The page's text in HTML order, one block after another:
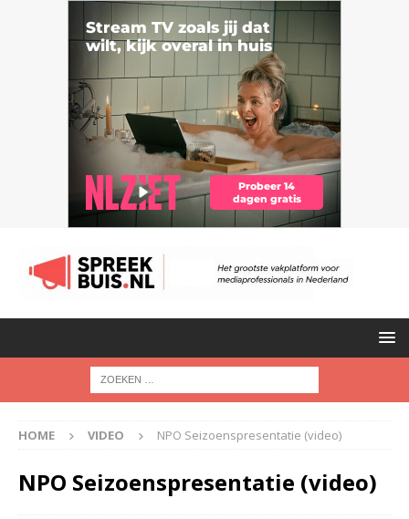
HOME VIDEO NPO Seizoenspresentatie (video)
NPO Seizoenspresentatie (video)